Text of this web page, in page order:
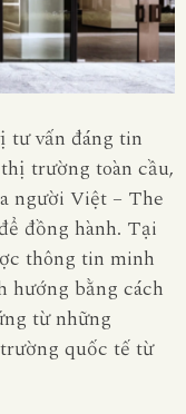
tư vấn đáng tin
trường toàn cầu,
người Việt – The
đồng hành. Tại
thông tin minh
hướng bằng cách
từ những
quốc tế từ